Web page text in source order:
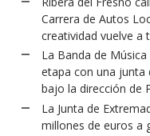
Carrera de Autos
creatividad vuelve a
La Banda de
etapa con una junta
bajo la dirección de
La Junta de
millones de euros a